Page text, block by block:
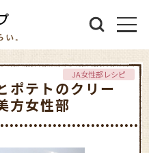
ポテトのクリー
方女性部
JA女性部レシピ